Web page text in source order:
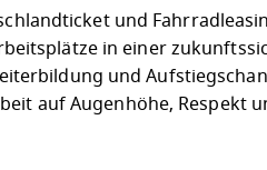
und
in einer
und
auf Augenhöhe, Respekt